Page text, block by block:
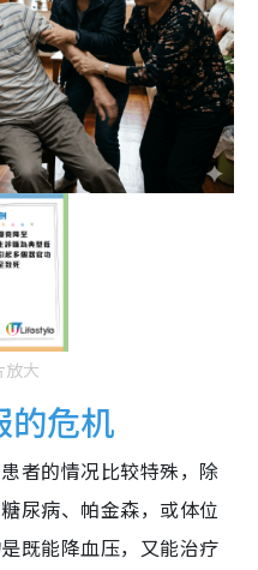
放大
的危机
者的情况比较特殊，除
尿病、帕金森，或体位
既能降血压，又能治疗